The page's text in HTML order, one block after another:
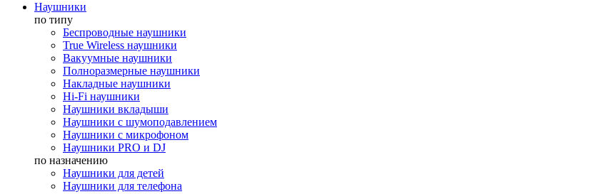
Наушники
по типу
Беспроводные наушники
True Wireless наушники
Вакуумные наушники
Полноразмерные наушники
Накладные наушники
Hi-Fi наушники
Наушники вкладыши
Наушники с шумоподавлением
Наушники с микрофоном
Наушники PRO и DJ
по назначению
Наушники для детей
Наушники для телефона